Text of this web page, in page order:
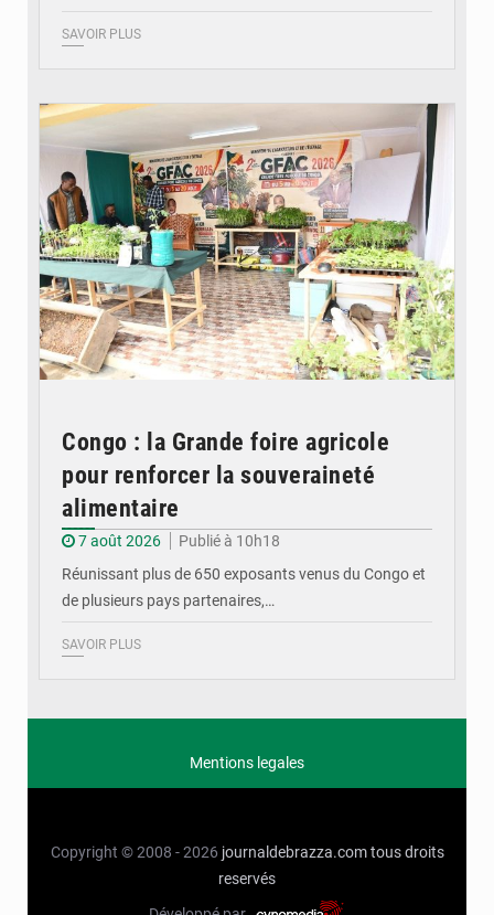
SAVOIR PLUS
Congo : la Grande foire agricole
pour renforcer la souveraineté
alimentaire
7 août 2026
Publié à 10h18
Réunissant plus de 650 exposants venus du Congo et
de plusieurs pays partenaires,…
SAVOIR PLUS
Mentions legales
Copyright © 2008 - 2026 journaldebrazza.com tous droits
reservés